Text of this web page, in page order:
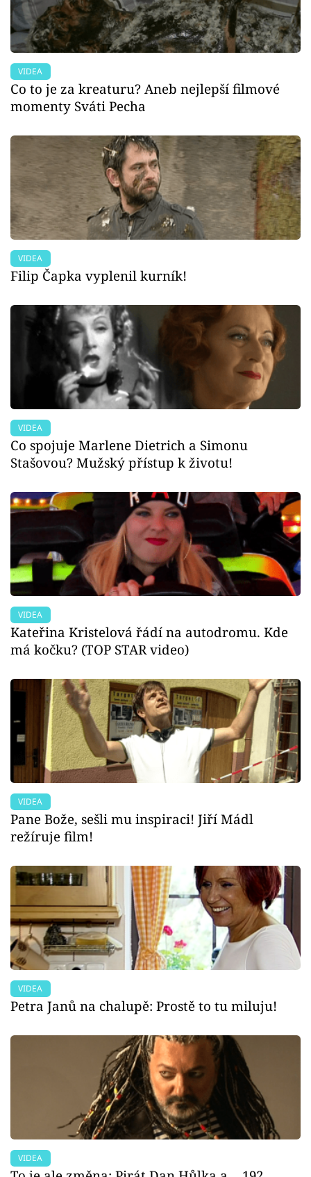
VIDEA
Co to je za kreaturu? Aneb nejlepší filmové
momenty Sváti Pecha
VIDEA
Filip Čapka vyplenil kurník!
VIDEA
Co spojuje Marlene Dietrich a Simonu
Stašovou? Mužský přístup k životu!
VIDEA
Kateřina Kristelová řádí na autodromu. Kde
má kočku? (TOP STAR video)
VIDEA
Pane Bože, sešli mu inspiraci! Jiří Mádl
režíruje film!
VIDEA
Petra Janů na chalupě: Prostě to tu miluju!
VIDEA